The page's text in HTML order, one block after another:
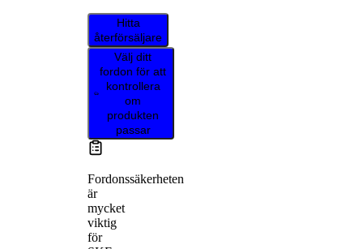
Hitta
återförsäljare
Välj ditt
fordon för att
kontrollera
om
produkten
passar
Fordonssäkerheten
är
mycket
viktig
för